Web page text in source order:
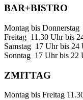
BAR+BISTRO
Montag bis
Freitag 11.30 Uhr bis
Samstag 17 Uhr bis 24
Sonntag 17 Uhr bis 22
ZMITTAG
Montag bis Freitag